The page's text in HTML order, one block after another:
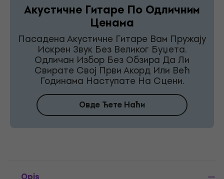
Акустичне Гитаре По Одличним
Ценама
Пасадена Акустичне Гитаре Вам Пружају
Искрен Звук Без Великог Буџета.
Одличан Избор Без Обзира Да Ли
Свирате Свој Први Акорд Или Већ
Годинама Наступате На Сцени.
Овде Ћете Наћи